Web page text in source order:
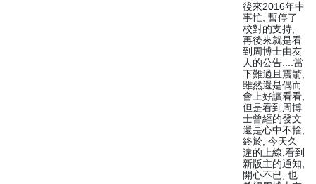
後來2016年中
事忙, 暫停了
校對的支持,
再後來就是看
到周博士由友
人的公告....當
下難過且震驚,
雖然還是偶而
會上好讀看看,
但是看到周博
士曾經的發文
還是心中不捨,
終於, 今天久
違的上線,看到
新版主的通知,
開心不已, 也